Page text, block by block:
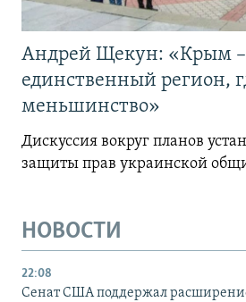
Андрей Щекун: «Крым –
единственный регион,
меньшинство»
Дискуссия вокруг планов
защиты прав украинской
НОВОСТИ
22:08
Сенат США поддержал